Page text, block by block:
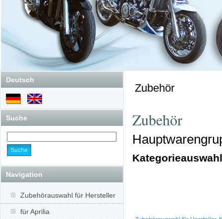
Deutsch
Suche
Navigation
Zubehörauswahl für Hersteller
für Aprilia
Zubehör
Zubehör
Kategorieauswahl